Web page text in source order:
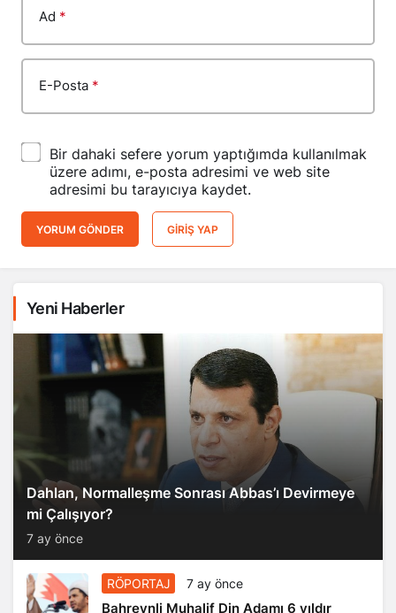
Ad *
E-Posta *
Bir dahaki sefere yorum yaptığımda kullanılmak
üzere adımı, e-posta adresimi ve web site
adresimi bu tarayıcıya kaydet.
YORUM GÖNDER GIRIŞ YAP
Yeni Haberler
Dahlan, Normalleşme Sonrası Abbas’ı Devirmeye
mi Çalışıyor?
7 ay önce
RÖPORTAJ 7 ay önce
Bahreynli Muhalif Din Adamı 6 yıldır